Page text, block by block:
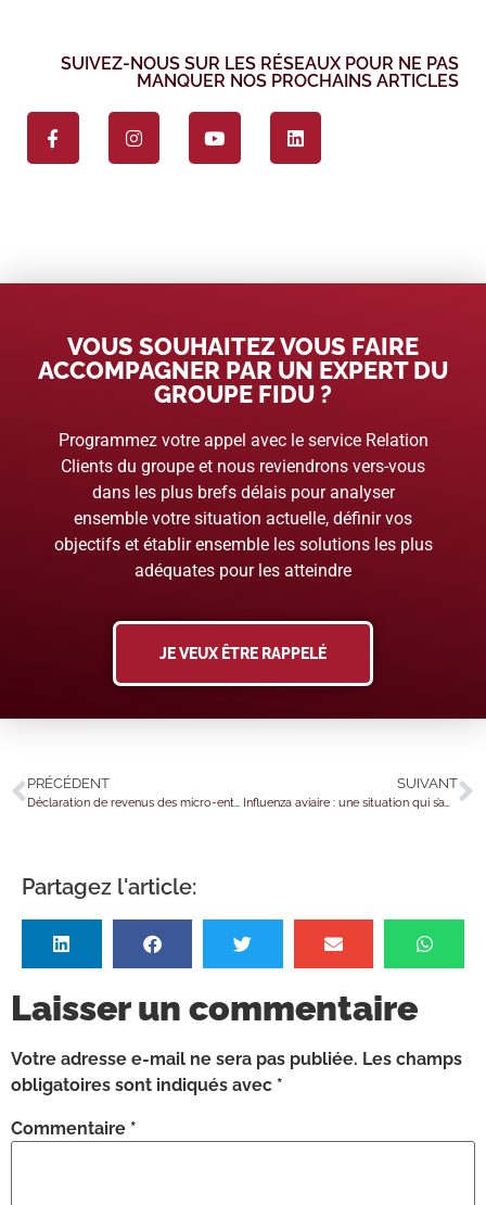
SUIVEZ-NOUS SUR LES RÉSEAUX POUR NE PAS
MANQUER NOS PROCHAINS ARTICLES
VOUS SOUHAITEZ VOUS FAIRE
ACCOMPAGNER PAR UN EXPERT DU
GROUPE FIDU ?
Programmez votre appel avec le service Relation
Clients du groupe et nous reviendrons vers-vous
dans les plus brefs délais pour analyser
ensemble votre situation actuelle, définir vos
objectifs et établir ensemble les solutions les plus
adéquates pour les atteindre
JE VEUX ÊTRE RAPPELÉ
PRÉCÉDENT
Déclaration de revenus des micro-entrepreneurs : mode d’emploi 2026
SUIVANT
Influenza aviaire : une situation qui s’améliore
Partagez l'article:
Laisser un commentaire
Votre adresse e-mail ne sera pas publiée. Les champs
obligatoires sont indiqués avec *
Commentaire *